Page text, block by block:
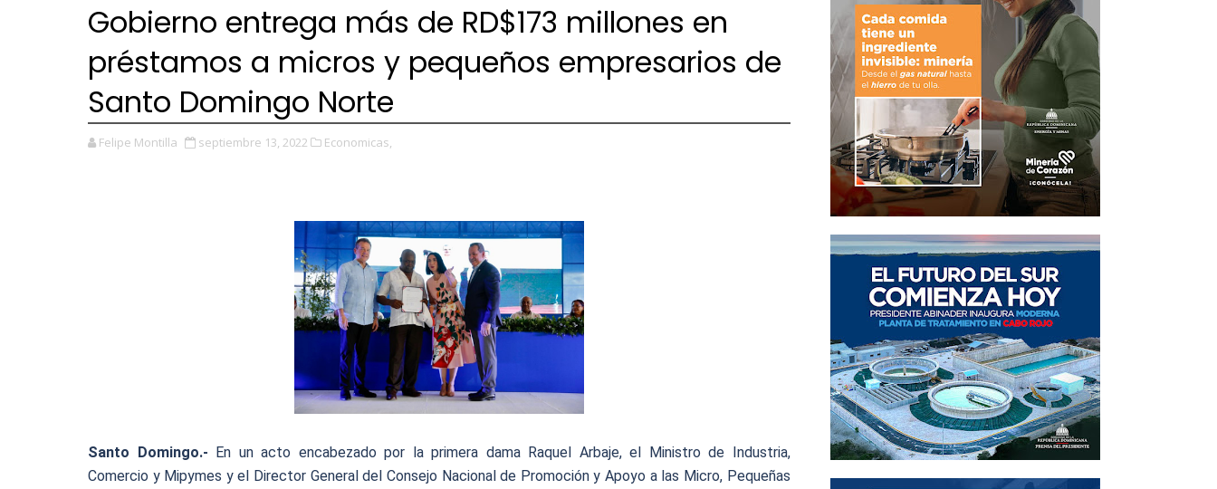
Gobierno entrega más de RD$173 millones en
préstamos a micros y pequeños empresarios de
Santo Domingo Norte
Felipe Montilla septiembre 13, 2022 Economicas,
Santo Domingo.- En un acto encabezado por la primera dama Raquel Arbaje, el Ministro de Industria,
Comercio y Mipymes y el Director General del Consejo Nacional de Promoción y Apoyo a las Micro, Pequeñas